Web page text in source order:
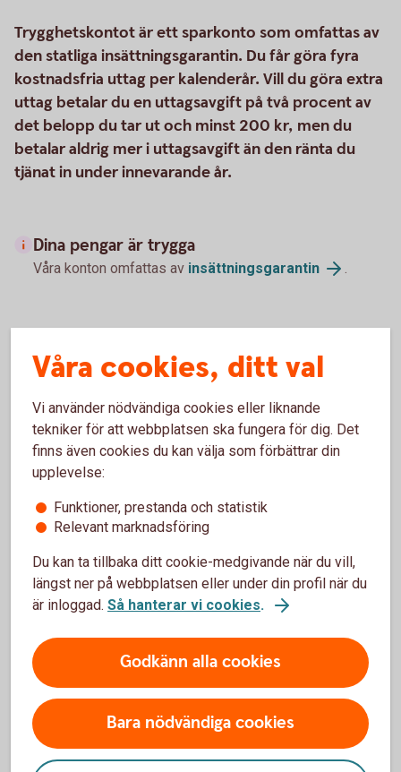
Trygghetskontot är ett sparkonto som omfattas av
den statliga insättningsgarantin. Du får göra fyra
kostnadsfria uttag per kalenderår. Vill du göra extra
uttag betalar du en uttagsavgift på två procent av
det belopp du tar ut och minst 200 kr, men du
betalar aldrig mer i uttagsavgift än den ränta du
tjänat in under innevarande år.
Dina pengar är trygga
Våra konton omfattas av insättningsgarantin .
Så här fungerar ditt Trygghetskonto
Hur mycket ränta får jag?
Särskilda villkor för Trygghetskonto
Sparkonton
Fasträntekonto
Framtidskonto
Våra cookies, ditt val
Vi använder nödvändiga cookies eller liknande
tekniker för att webbplatsen ska fungera för dig. Det
finns även cookies du kan välja som förbättrar din
upplevelse:
Funktioner, prestanda och statistik
Relevant marknadsföring
Du kan ta tillbaka ditt cookie-medgivande när du vill,
längst ner på webbplatsen eller under din profil när du
är inloggad. Så hanterar vi cookies.
Godkänn alla cookies
Bara nödvändiga cookies